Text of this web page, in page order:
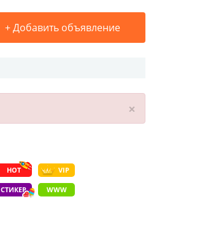
+Добавить объявление
×
HOT VIP
СТИКЕР WWW